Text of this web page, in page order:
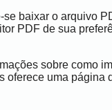
baixar o arquivo
PDF de sua
sobre como
oferece uma página